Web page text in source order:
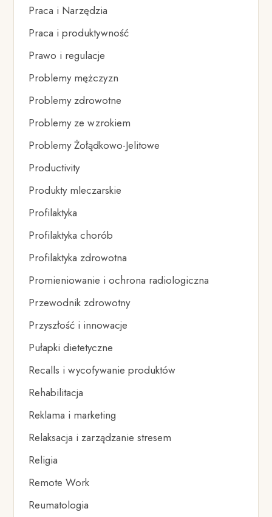
Praca i Narzędzia
Praca i produktywność
Prawo i regulacje
Problemy mężczyzn
Problemy zdrowotne
Problemy ze wzrokiem
Problemy Żołądkowo-Jelitowe
Productivity
Produkty mleczarskie
Profilaktyka
Profilaktyka chorób
Profilaktyka zdrowotna
Promieniowanie i ochrona radiologiczna
Przewodnik zdrowotny
Przyszłość i innowacje
Pułapki dietetyczne
Recalls i wycofywanie produktów
Rehabilitacja
Reklama i marketing
Relaksacja i zarządzanie stresem
Religia
Remote Work
Reumatologia